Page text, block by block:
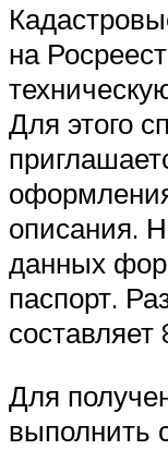
на
Для этого
описания.
данных
паспорт.
Для
выполнить